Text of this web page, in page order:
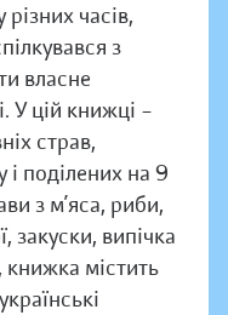
різних часів,
з
власне
У цій книжці –
страв,
поділених на 9
з м’яса, риби,
закуски, випічка
книжка містить